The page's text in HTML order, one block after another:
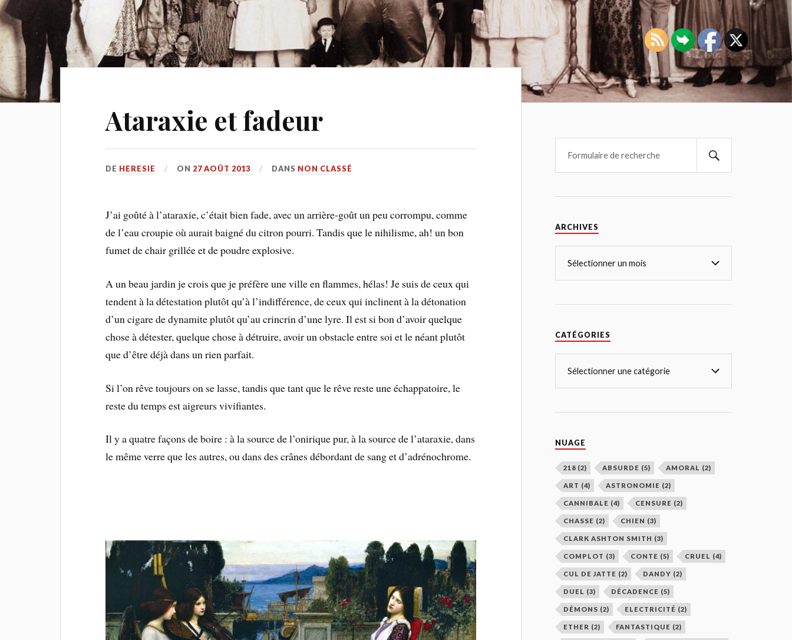
Ataraxie et fadeur
DE HERESIE ON 27 AOÛT 2013 DANS NON CLASSÉ
J’ai goûté à l’ataraxie, c’était bien fade, avec un arrière-goût un peu corrompu, comme
de l’eau croupie où aurait baigné du citron pourri. Tandis que le nihilisme, ah! un bon
fumet de chair grillée et de poudre explosive.
A un beau jardin je crois que je préfère une ville en flammes, hélas! Je suis de ceux qui
tendent à la détestation plutôt qu’à l’indifférence, de ceux qui inclinent à la détonation
d’un cigare de dynamite plutôt qu’au crincrin d’une lyre. Il est si bon d’avoir quelque
chose à détester, quelque chose à détruire, avoir un obstacle entre soi et le néant plutôt
que d’être déjà dans un rien parfait.
Si l’on rêve toujours on se lasse, tandis que tant que le rêve reste une échappatoire, le
reste du temps est aigreurs vivifiantes.
Il y a quatre façons de boire : à la source de l’onirique pur, à la source de l’ataraxie, dans
le même verre que les autres, ou dans des crânes débordant de sang et d’adrénochrome.
ARCHIVES
CATÉGORIES
NUAGE
218 (2) ABSURDE (5) AMORAL (2)
ART (4) ASTRONOMIE (2)
CANNIBALE (4) CENSURE (2)
CHASSE (2) CHIEN (3)
CLARK ASHTON SMITH (3)
COMPLOT (3) CONTE (5) CRUEL (4)
CUL DE JATTE (2) DANDY (2)
DUEL (3) DÉCADENCE (5)
DÉMONS (2) ELECTRICITÉ (2)
ETHER (2) FANTASTIQUE (2)